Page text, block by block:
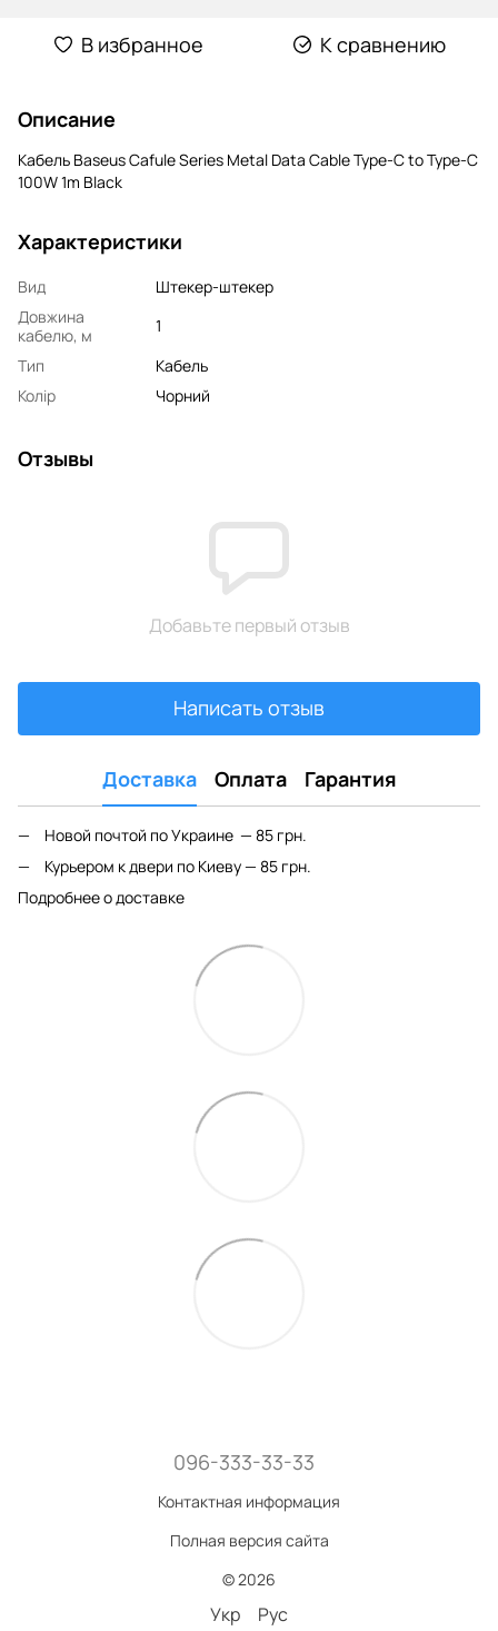
В избранное К сравнению
Описание
Кабель Baseus Cafule Series Metal Data Cable Type-C to Type-C
100W 1m Black
Характеристики
Вид
Штекер-штекер
Довжина
кабелю, м
1
Тип
Кабель
Колір
Чорний
Отзывы
Добавьте первый отзыв
Написать отзыв
Доставка Оплата Гарантия
Новой почтой по Украине — 85 грн.
Курьером к двери по Киеву — 85 грн.
Подробнее о доставке
096-333-33-33
Контактная информация
Полная версия сайта
© 2026
Укр Рус